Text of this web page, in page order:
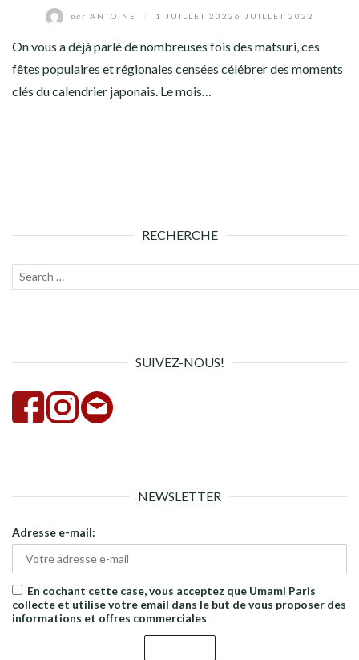
par ANTOINE 1 JUILLET 2022 6 JUILLET 2022
On vous a déjà parlé de nombreuses fois des matsuri, ces
fêtes populaires et régionales censées célébrer des moments
clés du calendrier japonais. Le mois…
RECHERCHE
Recherche
SUIVEZ-NOUS!
NEWSLETTER
Adresse e-mail:
En cochant cette case, vous acceptez que Umami Paris
collecte et utilise votre email dans le but de vous proposer des
informations et offres commerciales